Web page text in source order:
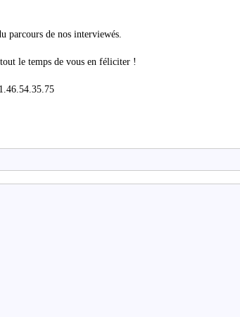
parcours de nos interviewés.
le temps de vous en féliciter !